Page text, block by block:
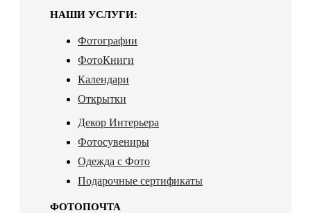
НАШИ УСЛУГИ:
Фотографии
ФотоКниги
Календари
Открытки
Декор Интерьера
Фотосувениры
Одежда с Фото
Подарочные сертификаты
ФОТОПОЧТА